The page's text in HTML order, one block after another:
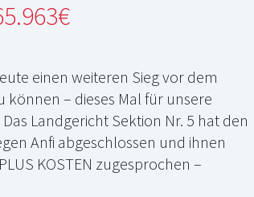
einen weiteren Sieg vor dem
können – dieses Mal für unsere
Landgericht Sektion Nr. 5 hat den
Anfi abgeschlossen und ihnen
KOSTEN zugesprochen –